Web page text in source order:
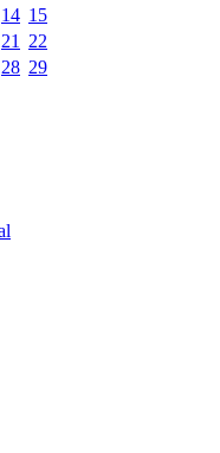
14 15
21
22
28 29